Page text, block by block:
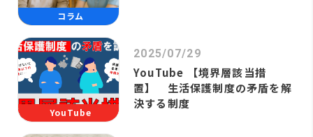
コラム
YouTube
2025/07/29
YouTube 【境界層該当措
置】 生活保護制度の矛盾を解
決する制度